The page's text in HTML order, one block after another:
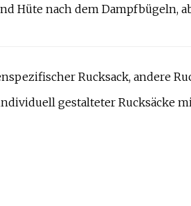
Hüte nach dem Dampfbügeln,
Rucksack, andere
gestalteter Rucksäcke